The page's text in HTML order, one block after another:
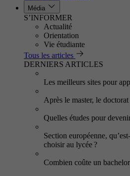
Média
S’INFORMER
Actualité
Orientation
Vie étudiante
Tous les articles
DERNIERS ARTICLES
Les meilleurs sites pour
Après le master, le
Quelles études pour
Section européenne,
choisir au lycée ?
Combien coûte un